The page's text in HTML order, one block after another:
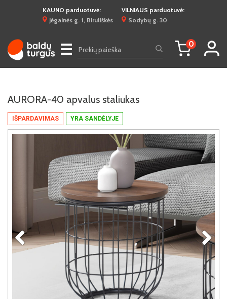
KAUNO parduotuvė:
Jėgainės g. 1, Biruliškės
VILNIAUS parduotuvė:
Sodybų g. 30
☰ 0
IŠPARDAVIMAS YRA SANDĖLYJE
AURORA-40 apvalus staliukas